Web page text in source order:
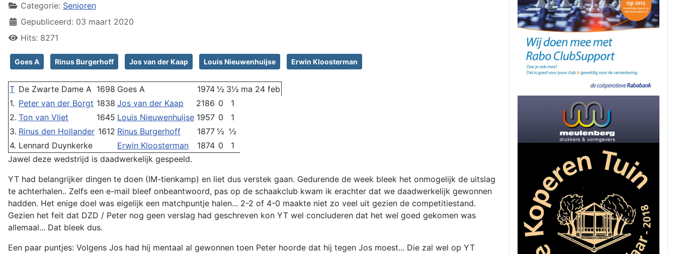
Categorie: Senioren
Gepubliceerd: 03 maart 2020
Hits: 8271
Goes A Rinus Burgerhoff Jos van der Kaap Louis Nieuwenhuijse Erwin Kloosterman
T De Zwarte Dame A 1698 Goes A 1974 ½ 3½ ma 24 feb
1. Peter van der Borgt 1838 Jos van der Kaap 2186 0
1
2. Ton van Vliet 1645 Louis Nieuwenhuijse 1957 0
1
3. Rinus den Hollander 1612 Rinus Burgerhoff 1877 ½ ½
4. Lennard Duynkerke Erwin Kloosterman 1874 0
1
Jawel deze wedstrijd is daadwerkelijk gespeeld.
YT had belangrijker dingen te doen (IM-tienkamp) en liet dus verstek gaan. Gedurende de week bleek het onmogelijk de uitslag
te achterhalen.. Zelfs een e-mail bleef onbeantwoord, pas op de schaakclub kwam ik erachter dat we daadwerkelijk gewonnen
hadden. Het enige doel was eigelijk een matchpuntje halen... 2-2 of 4-0 maakte niet zo veel uit gezien de competitiestand.
Gezien het feit dat DZD / Peter nog geen verslag had geschreven kon YT wel concluderen dat het wel goed gekomen was
allemaal... Dat bleek dus.
Een paar puntjes: Volgens Jos had hij mentaal al gewonnen toen Peter hoorde dat hij tegen Jos moest... Die zal wel op YT